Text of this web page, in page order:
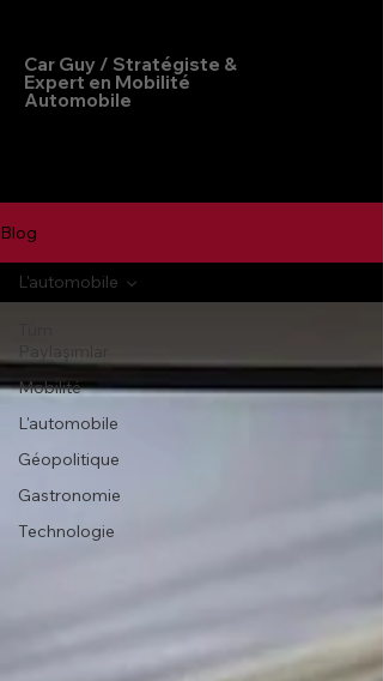
Car Guy / Stratégiste &
Expert en Mobilité
Automobile
Blog
Paylaşımlar
Mobilité
L'automobile
Géopolitique
Gastronomie
Technologie
L'automobile